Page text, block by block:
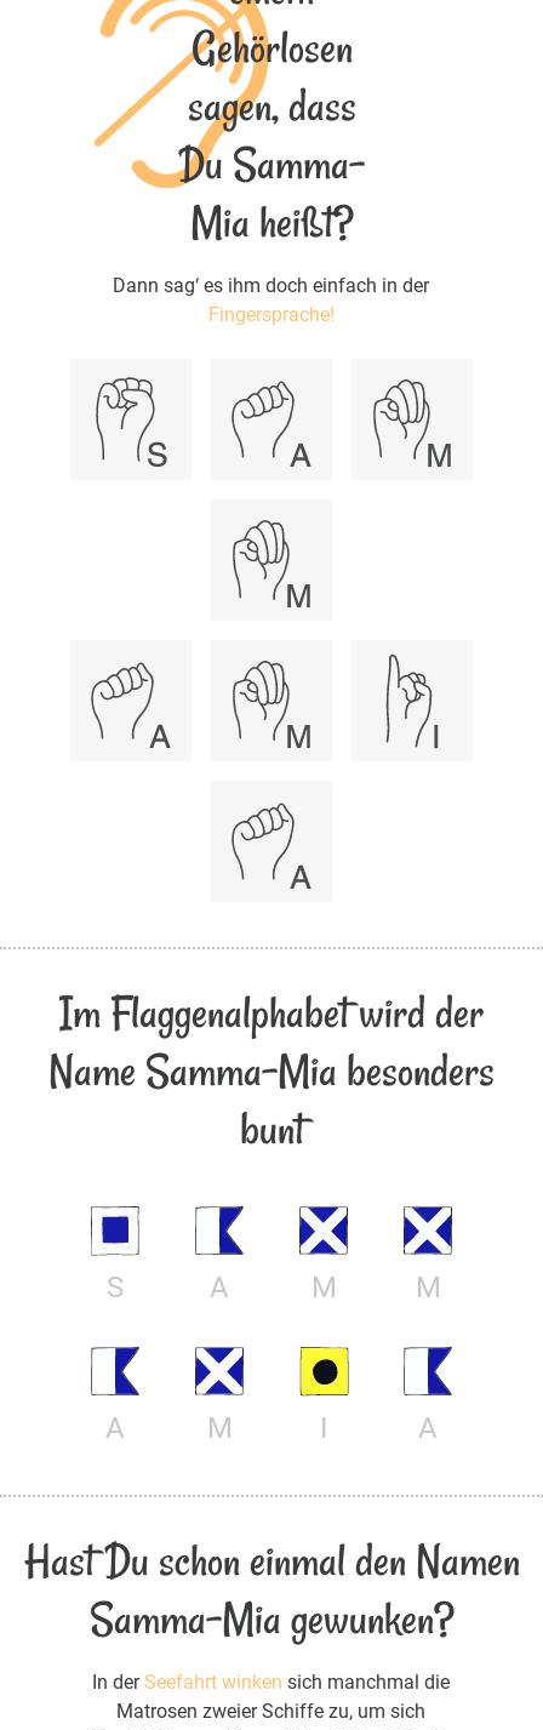
Gehörlosen
sagen, dass
Du Samma-
Mia heißt?
Dann sag‘ es ihm doch einfach in der
Fingersprache!
Im Flaggenalphabet wird der
Name Samma-Mia besonders
bunt
S A M M
A M I A
Hast Du schon einmal den Namen
Samma-Mia gewunken?
In derSeefahrt winken sich manchmal die
Matrosen zweier Schiffe zu, um sich